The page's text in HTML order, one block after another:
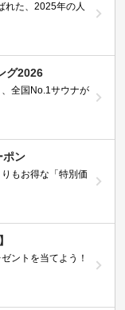
れた、2025年の人
グ2026
全国No.1サウナが
ポン
もお得な「特別価
ントを当てよう！